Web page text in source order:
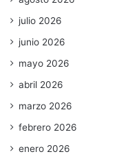
julio 2026
junio 2026
mayo 2026
abril 2026
marzo 2026
febrero 2026
enero 2026